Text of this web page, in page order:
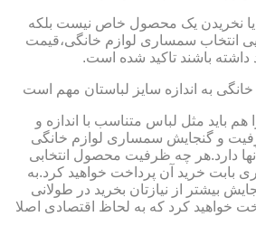
یا نخریدن یک محصول خاص نیست بلکه
انتخاب سمساری لوازم خانگی،قیمت
داشته باشند تاکید شده است.
به اندازه سایز لباستان مهم است
باید مثل لباس متناسب با اندازه و
و گنجایش سمساری لوازم خانگی
دارد.هر چه ظرفیت محصول انتخابی
بابت خرید آن پرداخت خواهید کرد.به
بیشتر از نیازتان بخرید در طولانی
خواهید کرد که به لحاظ اقتصادی اصلا